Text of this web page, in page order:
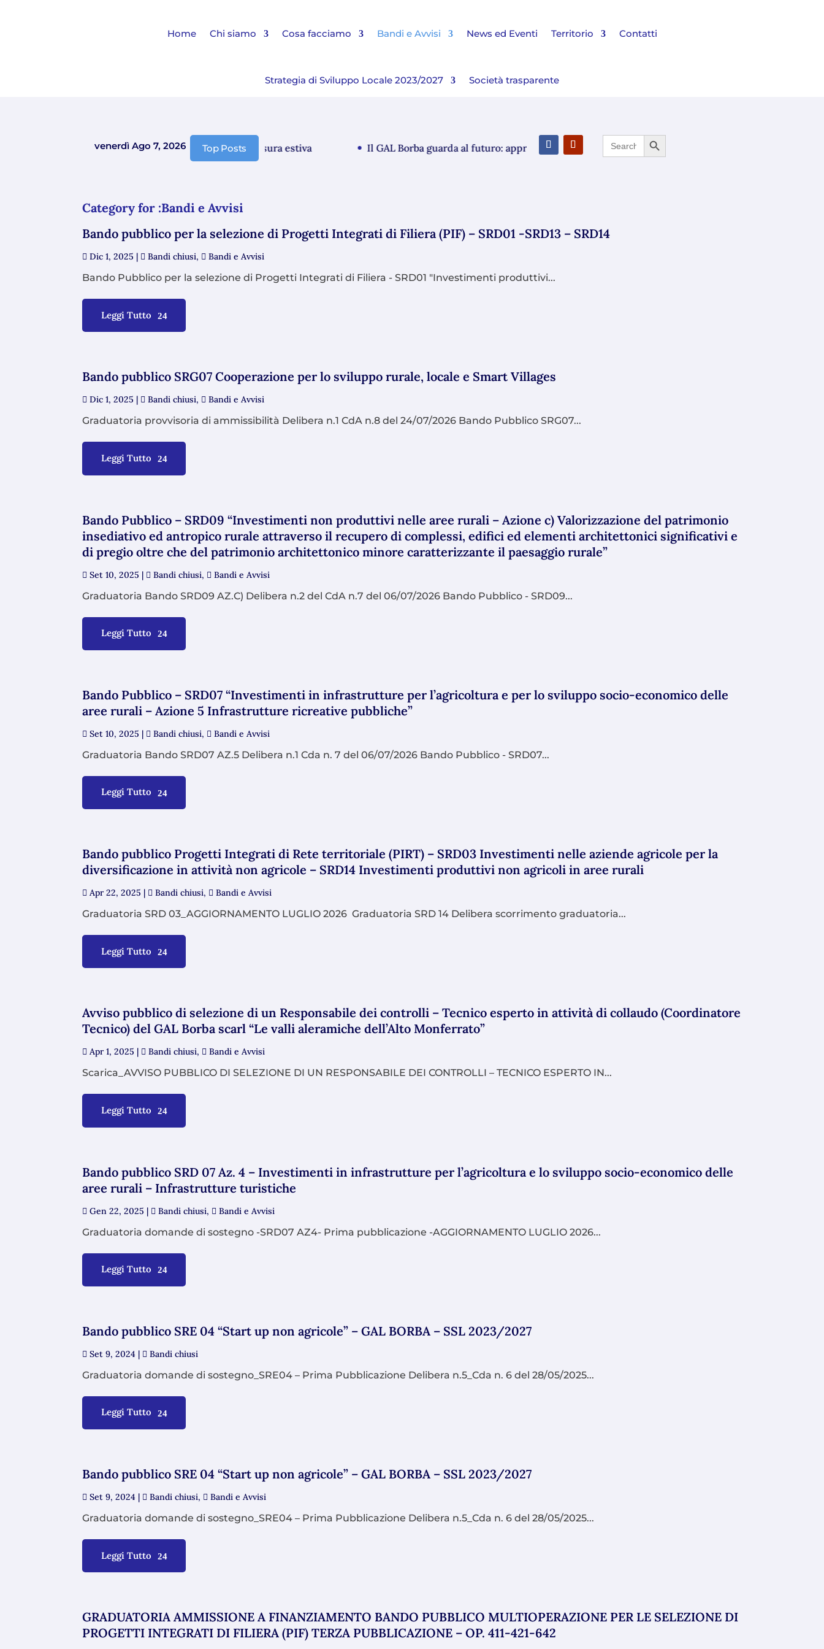
Home Chi siamo Cosa facciamo Bandi e Avvisi News ed Eventi Territorio Contatti
Strategia di Sviluppo Locale 2023/2027 Società trasparente
venerdì Ago 7, 2026 Top Posts
Comunicazione chiusura estiva Il GAL Borba guarda al futuro: approvato il Bilancio 2025 e rinnovato il Consiglio di Amministrazione
Search
for:
Search Button
Category for :Bandi e Avvisi
Bando pubblico per la selezione di Progetti Integrati di Filiera (PIF) – SRD01 -SRD13 – SRD14
Dic 1, 2025 | Bandi chiusi, Bandi e Avvisi
Bando Pubblico per la selezione di Progetti Integrati di Filiera - SRD01 "Investimenti produttivi...
Leggi Tutto
Bando pubblico SRG07 Cooperazione per lo sviluppo rurale, locale e Smart Villages
Dic 1, 2025 | Bandi chiusi, Bandi e Avvisi
Graduatoria provvisoria di ammissibilità Delibera n.1 CdA n.8 del 24/07/2026 Bando Pubblico SRG07...
Leggi Tutto
Bando Pubblico – SRD09 “Investimenti non produttivi nelle aree rurali – Azione c) Valorizzazione del patrimonio
insediativo ed antropico rurale attraverso il recupero di complessi, edifici ed elementi architettonici significativi e
di pregio oltre che del patrimonio architettonico minore caratterizzante il paesaggio rurale”
Set 10, 2025 | Bandi chiusi, Bandi e Avvisi
Graduatoria Bando SRD09 AZ.C) Delibera n.2 del CdA n.7 del 06/07/2026 Bando Pubblico - SRD09...
Leggi Tutto
Bando Pubblico – SRD07 “Investimenti in infrastrutture per l’agricoltura e per lo sviluppo socio-economico delle
aree rurali – Azione 5 Infrastrutture ricreative pubbliche”
Set 10, 2025 | Bandi chiusi, Bandi e Avvisi
Graduatoria Bando SRD07 AZ.5 Delibera n.1 Cda n. 7 del 06/07/2026 Bando Pubblico - SRD07...
Leggi Tutto
Bando pubblico Progetti Integrati di Rete territoriale (PIRT) – SRD03 Investimenti nelle aziende agricole per la
diversificazione in attività non agricole – SRD14 Investimenti produttivi non agricoli in aree rurali
Apr 22, 2025 | Bandi chiusi, Bandi e Avvisi
Graduatoria SRD 03_AGGIORNAMENTO LUGLIO 2026 Graduatoria SRD 14 Delibera scorrimento graduatoria...
Leggi Tutto
Avviso pubblico di selezione di un Responsabile dei controlli – Tecnico esperto in attività di collaudo (Coordinatore
Tecnico) del GAL Borba scarl “Le valli aleramiche dell’Alto Monferrato”
Apr 1, 2025 | Bandi chiusi, Bandi e Avvisi
Scarica_AVVISO PUBBLICO DI SELEZIONE DI UN RESPONSABILE DEI CONTROLLI – TECNICO ESPERTO IN...
Leggi Tutto
Bando pubblico SRD 07 Az. 4 – Investimenti in infrastrutture per l’agricoltura e lo sviluppo socio-economico delle
aree rurali – Infrastrutture turistiche
Gen 22, 2025 | Bandi chiusi, Bandi e Avvisi
Graduatoria domande di sostegno -SRD07 AZ4- Prima pubblicazione -AGGIORNAMENTO LUGLIO 2026...
Leggi Tutto
Bando pubblico SRE 04 “Start up non agricole” – GAL BORBA – SSL 2023/2027
Set 9, 2024 | Bandi chiusi
Graduatoria domande di sostegno_SRE04 – Prima Pubblicazione Delibera n.5_Cda n. 6 del 28/05/2025...
Leggi Tutto
Bando pubblico SRE 04 “Start up non agricole” – GAL BORBA – SSL 2023/2027
Set 9, 2024 | Bandi chiusi, Bandi e Avvisi
Graduatoria domande di sostegno_SRE04 – Prima Pubblicazione Delibera n.5_Cda n. 6 del 28/05/2025...
Leggi Tutto
GRADUATORIA AMMISSIONE A FINANZIAMENTO BANDO PUBBLICO MULTIOPERAZIONE PER LE SELEZIONE DI
PROGETTI INTEGRATI DI FILIERA (PIF) TERZA PUBBLICAZIONE – OP. 411-421-642